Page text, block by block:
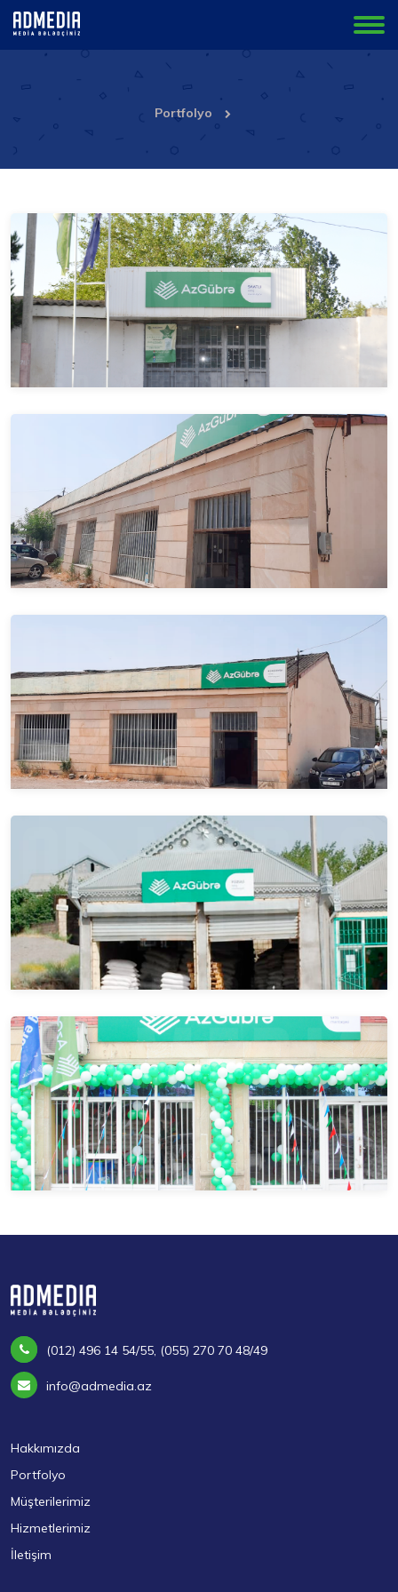
Portfolyo
(012) 496 14 54/55, (055) 270 70 48/49
info@admedia.az
Hakkımızda
Portfolyo
Müşterilerimiz
Hizmetlerimiz
İletişim